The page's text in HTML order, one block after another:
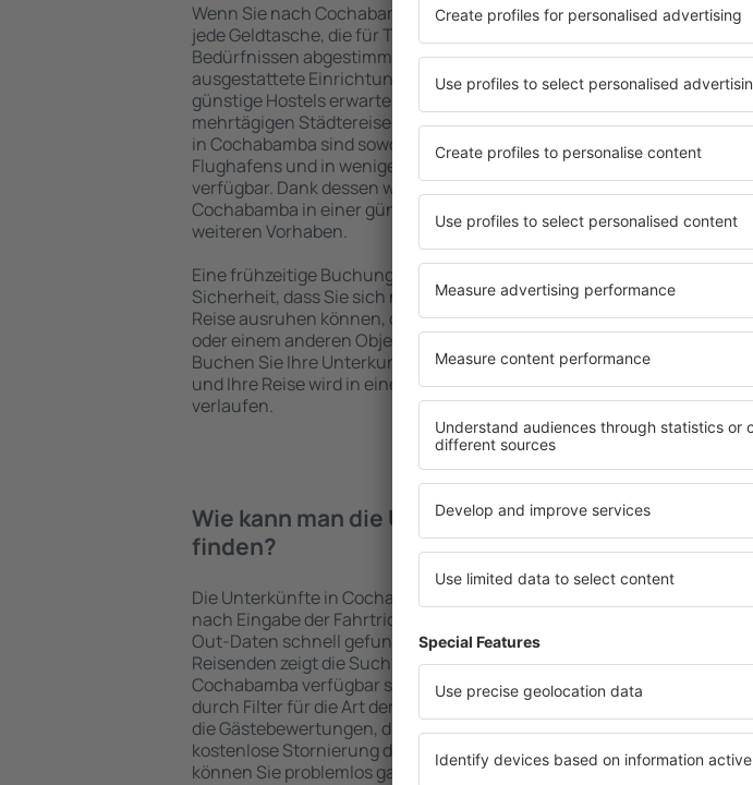
Wenn Sie nach Cochabamba reisen, finden Sie Unterkünfte für
jede Geldtasche, die für Touristen mit unterschiedlichen
Bedürfnissen abgestimmt sind. Geräumige und komfortabel
ausgestattete Einrichtungen mit vielen Annehmlichkeiten und
günstige Hostels erwarten die Besucher, wo sie während einer
mehrtägigen Städtereise übernachten können. Die Unterkünfte
in Cochabamba sind sowohl im Zentrum als auch in der Nähe des
Flughafens und in weniger beliebten Stadtteilen oder Regionen
verfügbar. Dank dessen wählen Sie eine Unterkunft in
Cochabamba in einer günstigen Lage, abhängig von Ihren
weiteren Vorhaben.
Eine frühzeitige Buchung der Unterkunft in Cochabamba gibt die
Sicherheit, dass Sie sich nach dem Erreichen des Ziels nach der
Reise ausruhen können, ohne nach einem Hotel, einer Wohnung
oder einem anderen Objekt für Reisende suchen zu müssen.
Buchen Sie Ihre Unterkunft vor dem Besuch von Cochabamba
und Ihre Reise wird in einer angenehmeren Atmosphäre
verlaufen.
Wie kann man die Unterkünfte in Cochabamba
finden?
Die Unterkünfte in Cochabamba werden von der Suchmaschine
nach Eingabe der Fahrtrichtung und der Check-In- und Check-
Out-Daten schnell gefunden. Nach Auswahl der Anzahl der
Reisenden zeigt die Suchmaschine an, welche Unterkünfte in
Cochabamba verfügbar sind. Die Auswahl der Unterkunft wird
durch Filter für die Art der Einrichtung und die Anzahl der Sterne,
die Gästebewertungen, die Entfernung zum Zentrum und die
kostenlose Stornierung der Buchung erleichtert. Dadurch
können Sie problemlos ganz einfach eine Unterkunft in